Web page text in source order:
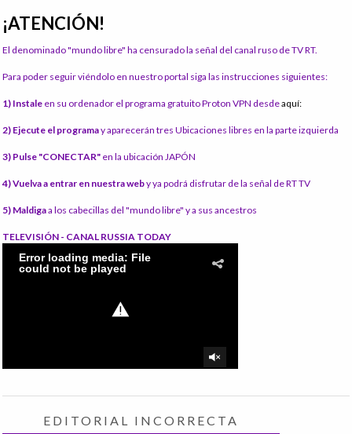
¡ATENCIÓN!
El denominado "mundo libre" ha censurado la señal del canal ruso de TV RT.
Para poder seguir viéndolo en nuestro portal siga las instrucciones siguientes:
1) Instale en su ordenador el programa gratuito Proton VPN desdeaquí:
2) Ejecute el programay aparecerán tres Ubicaciones libres en la parte izquierda
3) Pulse "CONECTAR" en la ubicación JAPÓN
4) Vuelva a entrar en nuestra weby ya podrá disfrutar de la señal de RT TV
5) Maldigaa los cabecillas del "mundo libre" y a sus ancestros
TELEVISIÓN - CANAL RUSSIA TODAY
EDITORIAL INCORRECTA